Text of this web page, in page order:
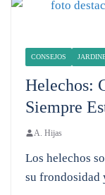
CONSEJOS
Helechos:
Siempre
A. Hijas
Los helechos
su frondosidad